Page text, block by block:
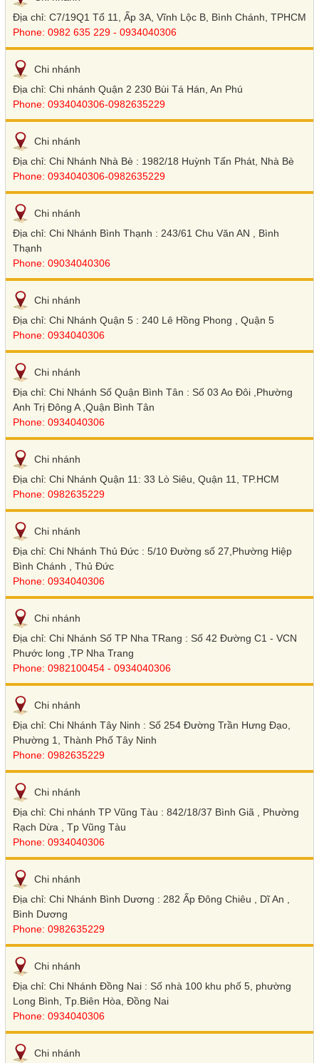
Địa chỉ: C7/19Q1 Tổ 11, Ấp 3A, Vĩnh Lộc B, Bình Chánh, TPHCM
Phone: 0982 635 229 - 0934040306
Chi nhánh
Địa chỉ: Chi nhánh Quận 2 230 Bùi Tá Hán, An Phú
Phone: 0934040306-0982635229
Chi nhánh
Địa chỉ: Chi Nhánh Nhà Bè : 1982/18 Huỳnh Tấn Phát, Nhà Bè
Phone: 0934040306-0982635229
Chi nhánh
Địa chỉ: Chi Nhánh Bình Thạnh : 243/61 Chu Văn AN , Bình
Thạnh
Phone: 09034040306
Chi nhánh
Địa chỉ: Chi Nhánh Quận 5 : 240 Lê Hồng Phong , Quận 5
Phone: 0934040306
Chi nhánh
Địa chỉ: Chi Nhánh Số Quận Bình Tân : Số 03 Ao Đôi ,Phường
Anh Trị Đông A ,Quận Bình Tân
Phone: 0934040306
Chi nhánh
Địa chỉ: Chi Nhánh Quận 11: 33 Lò Siêu, Quận 11, TP.HCM
Phone: 0982635229
Chi nhánh
Địa chỉ: Chi Nhánh Thủ Đức : 5/10 Đường số 27,Phường Hiệp
Bình Chánh , Thủ Đức
Phone: 0934040306
Chi nhánh
Địa chỉ: Chi Nhánh Số TP Nha TRang : Số 42 Đường C1 - VCN
Phước long ,TP Nha Trang
Phone: 0982100454 - 0934040306
Chi nhánh
Địa chỉ: Chi Nhánh Tây Ninh : Số 254 Đường Trần Hưng Đạo,
Phường 1, Thành Phố Tây Ninh
Phone: 0982635229
Chi nhánh
Địa chỉ: Chi nhánh TP Vũng Tàu : 842/18/37 Bình Giã , Phường
Rạch Dừa , Tp Vũng Tàu
Phone: 0934040306
Chi nhánh
Địa chỉ: Chi Nhánh Bình Dương : 282 Ấp Đông Chiêu , Dĩ An ,
Bình Dương
Phone: 0982635229
Chi nhánh
Địa chỉ: Chi Nhánh Đồng Nai : Số nhà 100 khu phố 5, phường
Long Bình, Tp.Biên Hòa, Đồng Nai
Phone: 0934040306
Chi nhánh